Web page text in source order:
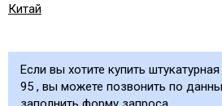
Китай
Если вы хотите купить
95 , вы можете позвонить по